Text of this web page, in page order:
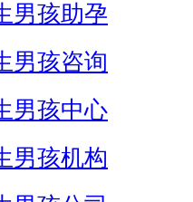
男孩助孕
男孩咨询
男孩中心
男孩机构